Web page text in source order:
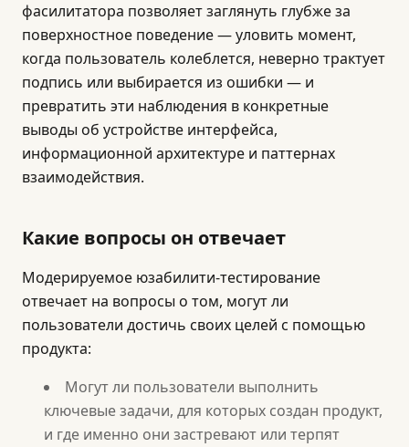
фасилитатора позволяет заглянуть глубже за
поверхностное поведение — уловить момент,
когда пользователь колеблется, неверно трактует
подпись или выбирается из ошибки — и
превратить эти наблюдения в конкретные
выводы об устройстве интерфейса,
информационной архитектуре и паттернах
взаимодействия.
Какие вопросы он отвечает
Модерируемое юзабилити-тестирование
отвечает на вопросы о том, могут ли
пользователи достичь своих целей с помощью
продукта:
Могут ли пользователи выполнить
ключевые задачи, для которых создан продукт,
и где именно они застревают или терпят